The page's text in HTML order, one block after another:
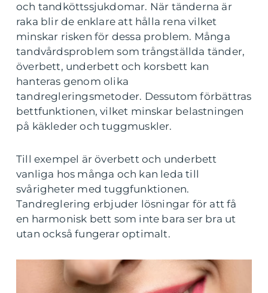
och tandköttssjukdomar. När tänderna är
raka blir de enklare att hålla rena vilket
minskar risken för dessa problem. Många
tandvårdsproblem som trångställda tänder,
överbett, underbett och korsbett kan
hanteras genom olika
tandregleringsmetoder. Dessutom förbättras
bettfunktionen, vilket minskar belastningen
på käkleder och tuggmuskler.
Till exempel är överbett och underbett
vanliga hos många och kan leda till
svårigheter med tuggfunktionen.
Tandreglering erbjuder lösningar för att få
en harmonisk bett som inte bara ser bra ut
utan också fungerar optimalt.